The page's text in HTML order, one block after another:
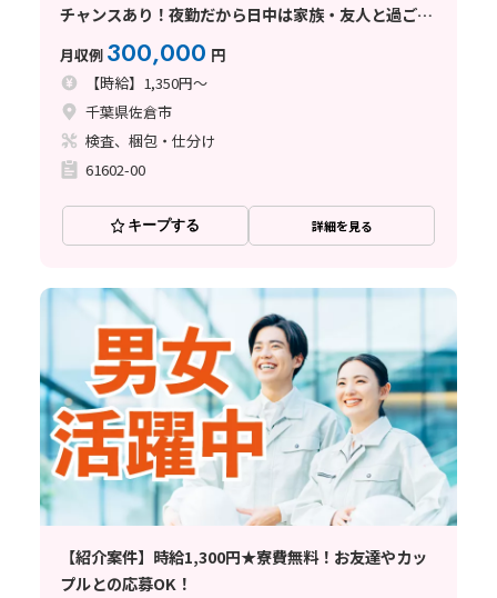
チャンスあり！夜勤だから日中は家族・友人と過ごせ
月収例 300,000 円
【時給】1,350円～
千葉県佐倉市
検査、梱包・仕分け
61602-00
キープする 詳細を見る
【紹介案件】時給1,300円★寮費無料！お友達やカッ
プルとの応募OK！